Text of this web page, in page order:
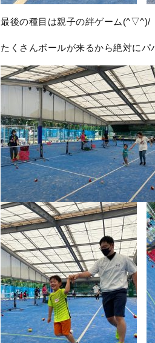
最後の種目は親子の絆ゲーム(^▽^)/
たくさんボールが来るから絶対に